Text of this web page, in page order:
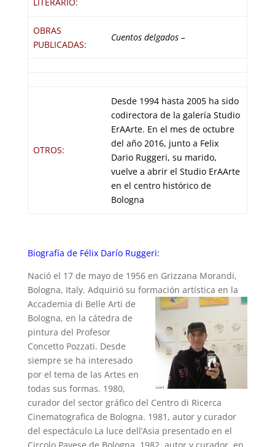
OBRAS
PUBLICADAS:
Cuentos delgados –
OTROS:
Desde 1994 hasta 2005 ha sido
codirectora de la galería Studio
ErAArte. En el mes de octubre
del año 2016, junto a Felix
Dario Ruggeri, su marido,
vuelve a abrir el Studio ErAArte
en el centro histórico de
Bologna
Biografía de Félix Darío Ruggeri:
Nació el 17 de mayo de 1956 en Grizzana Morandi,
Bologna, Italy. Adquirió su formación artística en la
Accademia di Belle Arti de
Bologna, en la cátedra de
pintura del Profesor
Concetto Pozzati. Desde
siempre se ha interesado
por el tema de las Artes en
todas sus formas. 1980,
curador del sector gráfico del Centro di Ricerca
Cinematografica de Bologna. 1981, autor y curador
del espectáculo La luce dell’Asia presentado en el